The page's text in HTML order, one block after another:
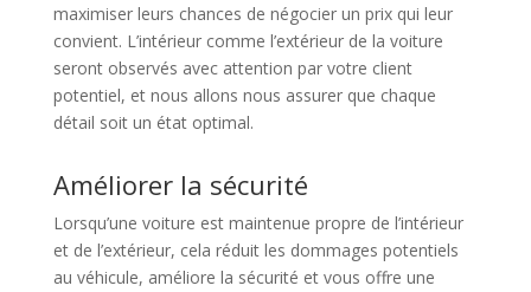
maximiser leurs chances de négocier un prix qui leur
convient. L’intérieur comme l’extérieur de la voiture
seront observés avec attention par votre client
potentiel, et nous allons nous assurer que chaque
détail soit un état optimal.
Améliorer la sécurité
Lorsqu’une voiture est maintenue propre de l’intérieur
et de l’extérieur, cela réduit les dommages potentiels
au véhicule, améliore la sécurité et vous offre une